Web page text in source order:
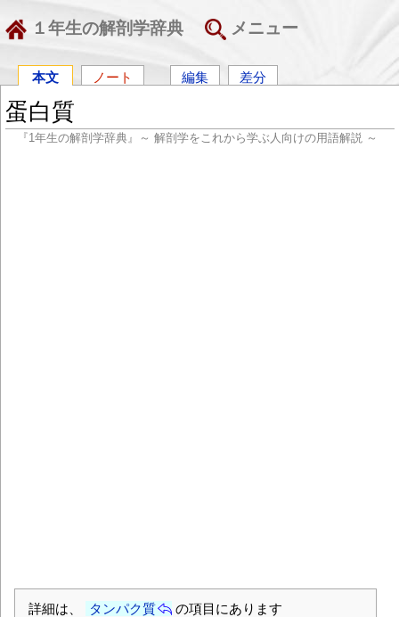
１年生の解剖学辞典 メニュー
本文 ノート 編集 差分
蛋白質
『1年生の解剖学辞典』～ 解剖学をこれから学ぶ人向けの用語解説 ～
詳細は、 タンパク質 の項目にあります